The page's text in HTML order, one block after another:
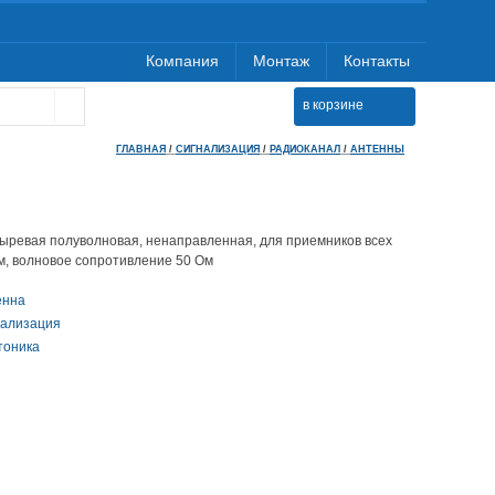
Контакты
Монтаж
Компания
в корзине
ГЛАВНАЯ / СИГНАЛИЗАЦИЯ / РАДИОКАНАЛ / АНТЕННЫ
полуволновая, ненаправленная, для приемников всех
волновое сопротивление 50 Ом